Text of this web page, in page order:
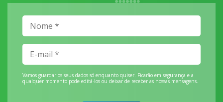
Vamos guardar os seus dados só enquanto quiser. Ficarão em segurança e a
qualquer momento pode editá-los ou deixar de receber as nossas mensagens.